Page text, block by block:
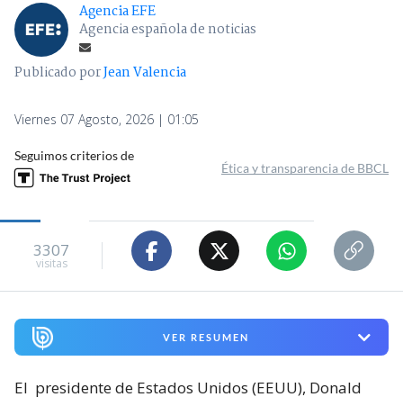
Agencia EFE
Agencia española de noticias
Publicado porJean Valencia
Viernes 07 Agosto, 2026 | 01:05
Seguimos criterios de
Ética y transparencia de BBCL
3307
visitas
VER RESUMEN
El presidente de Estados Unidos (EEUU), Donald